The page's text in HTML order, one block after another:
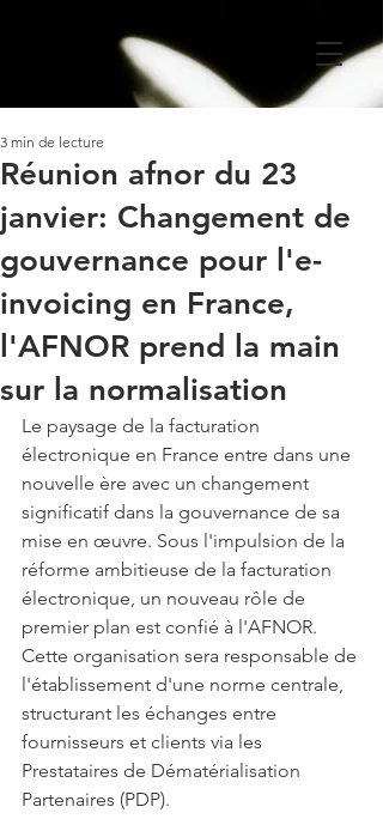
Réunion afnor du 23
janvier: Changement de
gouvernance pour l'e-
invoicing en France,
l'AFNOR prend la main
sur la normalisation
3 min de lecture
Le paysage de la facturation
électronique en France entre dans une
nouvelle ère avec un changement
significatif dans la gouvernance de sa
mise en œuvre. Sous l'impulsion de la
réforme ambitieuse de la facturation
électronique, un nouveau rôle de
premier plan est confié à l'AFNOR.
Cette organisation sera responsable de
l'établissement d'une norme centrale,
structurant les échanges entre
fournisseurs et clients via les
Prestataires de Dématérialisation
Partenaires (PDP).